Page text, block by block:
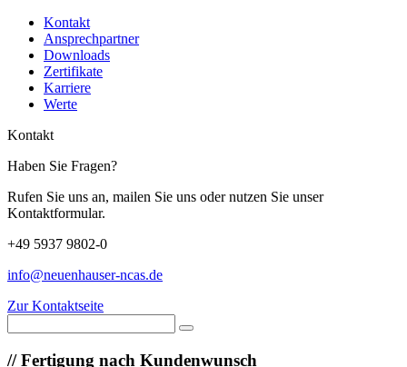
Kontakt
Ansprechpartner
Downloads
Zertifikate
Karriere
Werte
Kontakt
Haben Sie Fragen?
Rufen Sie uns an, mailen Sie uns oder nutzen Sie unser
Kontaktformular.
+49 5937 9802-0
info@neuenhauser-ncas.de
Zur Kontaktseite
//Fertigung nach Kundenwunsch